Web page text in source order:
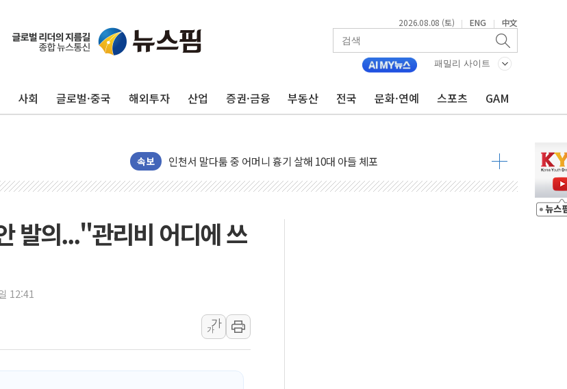
2026.08.08 (토) | ENG | 中文
패밀리 사이트
사회 글로벌·중국 해외투자 산업 증권·금융 부동산 전국 문화·연예 스포츠 GAM
속보
추미애, '위안부' 피해자 기림의 날 참석..."국제적 시민 연대로 목소리 내야"
'화합' 꺼낸 김민석에 '뻔뻔' 받아친 정청래…제주 연설서 신경전 고조
李대통령, ISA 개편 재검토 지시…與 "적극 환영"·野 "졸속 국정"
연일 폭염에 온열질환 사망 23명…정부, 비상대응기구 가동
강원 중·남부 동해안 시간당 50mm 이상 폭우…호우경보 발효
청양 밭에서 일하던 90대 숨져…온열질환 여부 조사
李대통령, 'ISA·주가누르기 방지법' 전면 재검토 지시
발의..."관리비 어디에 쓰
12:41
가
가